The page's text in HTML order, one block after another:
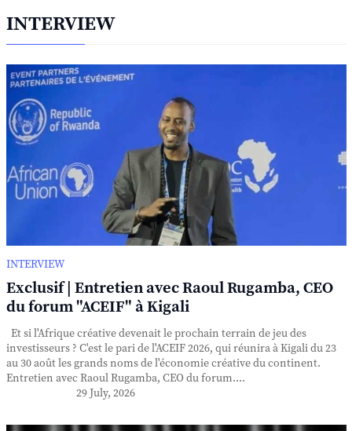
INTERVIEW
INTERVIEW
Exclusif | Entretien avec Raoul Rugamba, CEO
du forum "ACEIF" à Kigali
Et si l'Afrique créative devenait le prochain terrain de jeu des
investisseurs ? C'est le pari de l'ACEIF 2026, qui réunira à Kigali du 23
au 30 août les grands noms de l'économie créative du continent.
Entretien avec Raoul Rugamba, CEO du forum....
29 July, 2026